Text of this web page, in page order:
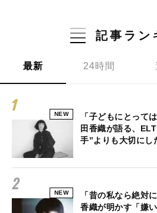
記事ラン
最新 24時間
NEW
「子どもにとって
田香織が語る、
手”よりも大切にし
NEW
「昔の私なら絶対
香織が明かす「嫌